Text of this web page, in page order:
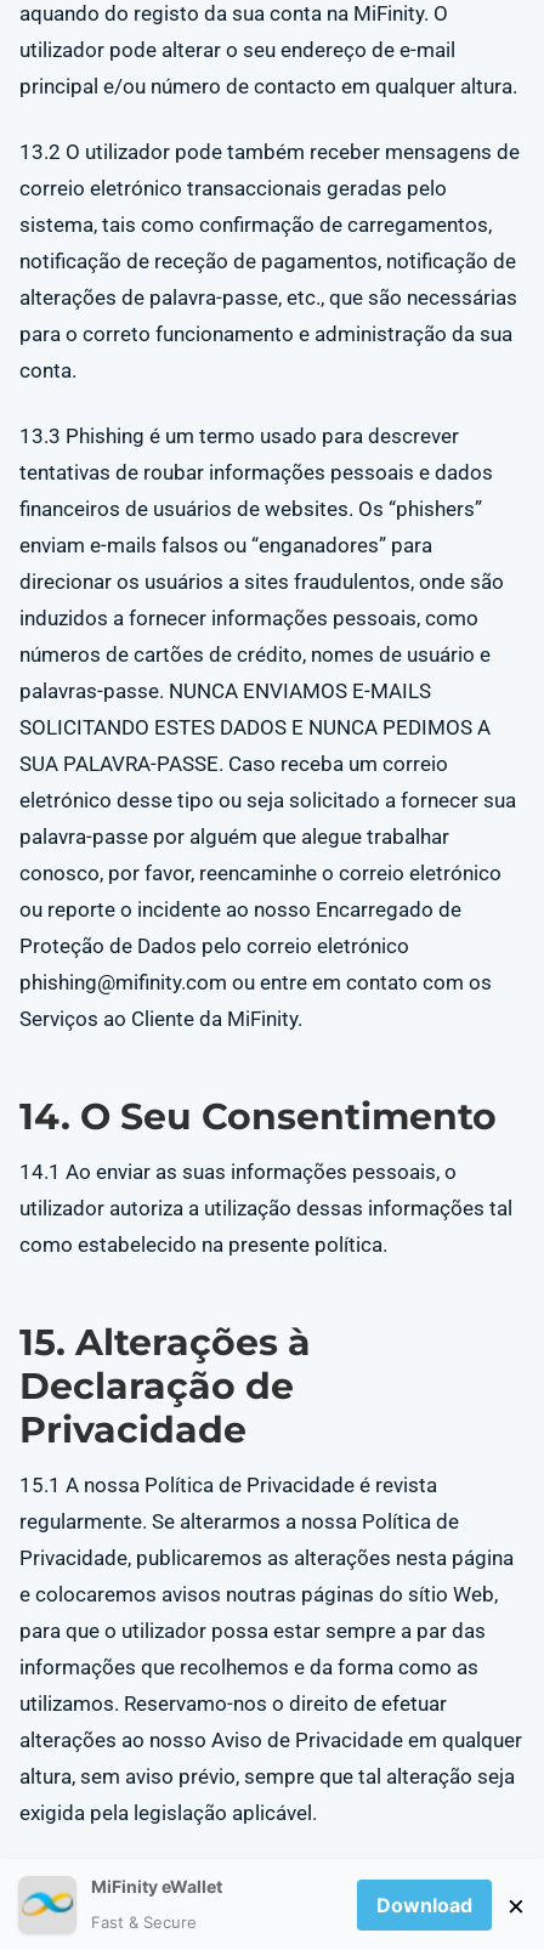
aquando do registo da sua conta na MiFinity. O
utilizador pode alterar o seu endereço de e-mail
principal e/ou número de contacto em qualquer altura.
13.2 O utilizador pode também receber mensagens de
correio eletrónico transaccionais geradas pelo
sistema, tais como confirmação de carregamentos,
notificação de receção de pagamentos, notificação de
alterações de palavra-passe, etc., que são necessárias
para o correto funcionamento e administração da sua
conta.
13.3 Phishing é um termo usado para descrever
tentativas de roubar informações pessoais e dados
financeiros de usuários de websites. Os “phishers”
enviam e-mails falsos ou “enganadores” para
direcionar os usuários a sites fraudulentos, onde são
induzidos a fornecer informações pessoais, como
números de cartões de crédito, nomes de usuário e
palavras-passe. NUNCA ENVIAMOS E-MAILS
SOLICITANDO ESTES DADOS E NUNCA PEDIMOS A
SUA PALAVRA-PASSE. Caso receba um correio
eletrónico desse tipo ou seja solicitado a fornecer sua
palavra-passe por alguém que alegue trabalhar
conosco, por favor, reencaminhe o correio eletrónico
ou reporte o incidente ao nosso Encarregado de
Proteção de Dados pelo correio eletrónico
phishing@mifinity.com ou entre em contato com os
Serviços ao Cliente da MiFinity.
14. O Seu Consentimento
14.1 Ao enviar as suas informações pessoais, o
utilizador autoriza a utilização dessas informações tal
como estabelecido na presente política.
15. Alterações à
Declaração de
Privacidade
15.1 A nossa Política de Privacidade é revista
regularmente. Se alterarmos a nossa Política de
Privacidade, publicaremos as alterações nesta página
e colocaremos avisos noutras páginas do sítio Web,
para que o utilizador possa estar sempre a par das
informações que recolhemos e da forma como as
utilizamos. Reservamo-nos o direito de efetuar
alterações ao nosso Aviso de Privacidade em qualquer
altura, sem aviso prévio, sempre que tal alteração seja
exigida pela legislação aplicável.
16. Ligações a Outros
MiFinity eWallet
Fast & Secure
Download ×